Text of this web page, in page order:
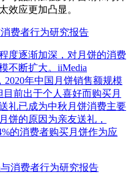
效应更加凸显。
费者行为研究报告
度逐渐加深，对月饼的消费
不断扩大。iiMedia
2020年中国月饼销售额规模
前出于个人喜好而购买月
礼已成为中秋月饼消费主要
饼的原因为亲友送礼，
的消费者购买月饼作为应